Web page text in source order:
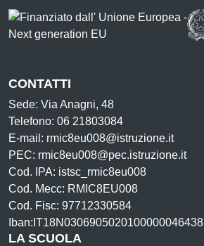
CONTATTI
Sede: Via Anagni, 48
Telefono: 06 21803084
E-mail: rmic8eu008@istruzione.it
PEC: rmic8eu008@pec.istruzione.it
Cod. IPA: istsc_rmic8eu008
Cod. Mecc: RMIC8EU008
Cod. Fisc: 97712330584
Iban:IT18N0306905020100000046438
LA SCUOLA